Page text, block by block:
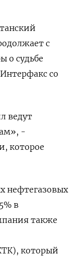
с
о судьбе
со
ведут
-
которое
нефтегазовых
​в
также
‌который